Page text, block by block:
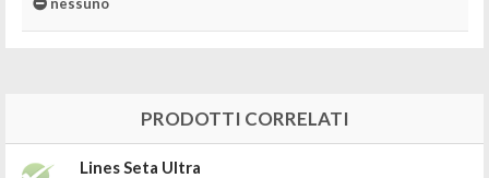
PRODOTTI CORRELATI
Lines Seta Ultra